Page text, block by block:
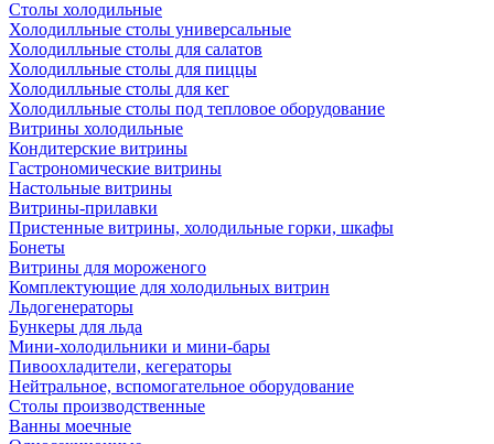
Столы холодильные
Холодилльные столы универсальные
Холодилльные столы для салатов
Холодилльные столы для пиццы
Холодилльные столы для кег
Холодилльные столы под тепловое оборудование
Витрины холодильные
Кондитерские витрины
Гастрономические витрины
Настольные витрины
Витрины-прилавки
Пристенные витрины, холодильные горки, шкафы
Бонеты
Витрины для мороженого
Комплектующие для холодильных витрин
Льдогенераторы
Бункеры для льда
Мини-холодильники и мини-бары
Пивоохладители, кегераторы
Нейтральное, вспомогательное оборудование
Столы производственные
Ванны моечные